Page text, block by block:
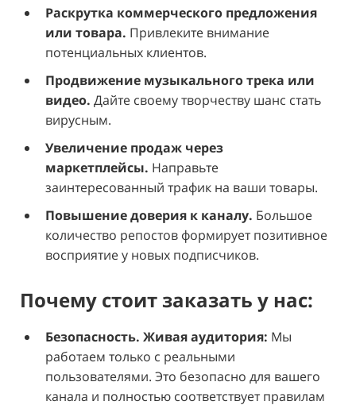
Раскрутка коммерческого предложения
или товара. Привлеките внимание
потенциальных клиентов.
Продвижение музыкального трека или
видео. Дайте своему творчеству шанс стать
вирусным.
Увеличение продаж через
маркетплейсы. Направьте
заинтересованный трафик на ваши товары.
Повышение доверия к каналу. Большое
количество репостов формирует позитивное
восприятие у новых подписчиков.
Почему стоит заказать у нас:
Безопасность. Живая аудитория: Мы
работаем только с реальными
пользователями. Это безопасно для вашего
канала и полностью соответствует правилам